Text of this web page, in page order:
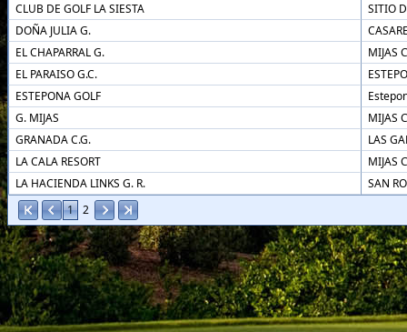
1 2
CLUB DE GOLF LA SIESTA
SITIO
DOÑA JULIA G.
EL CHAPARRAL G.
MIJAS
EL PARAISO G.C.
ESTEPONA GOLF
G. MIJAS
MIJAS
GRANADA C.G.
LAS
LA CALA RESORT
MIJAS
LA HACIENDA LINKS G. R.
SAN